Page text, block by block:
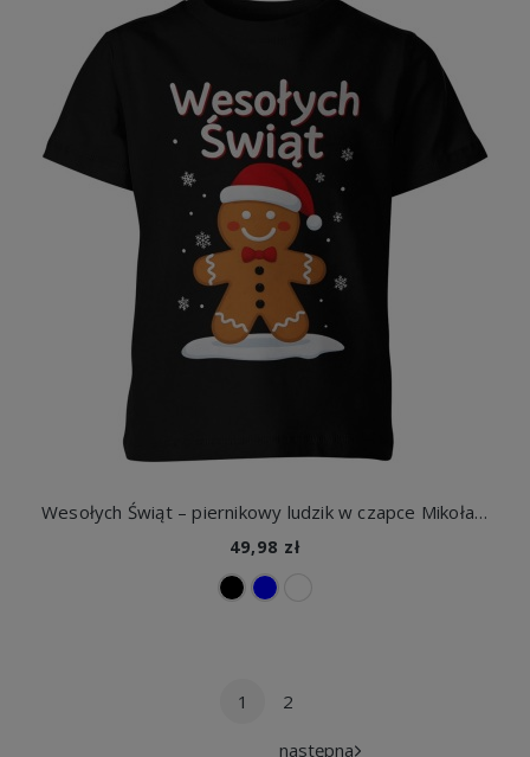
Wesołych Świąt – piernikowy ludzik w czapce Mikołaja Dziecięca koszulka
49,98 zł
1 2
następna